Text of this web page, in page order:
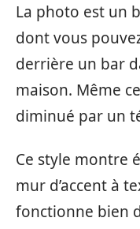
La photo est un
dont vous
derrière un bar
maison. Même
diminué par un
Ce style montre
mur d’accent à
fonctionne bien